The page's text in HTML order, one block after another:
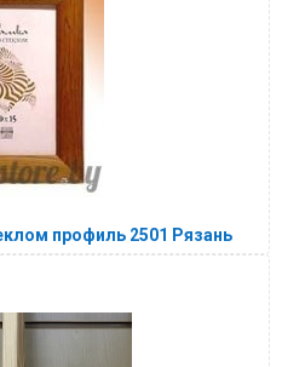
профиль 2501 Рязань